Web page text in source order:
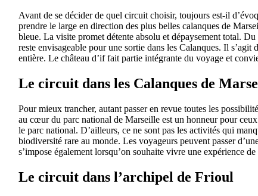
Avant de se décider de quel circuit choisir, toujours est-il
prendre le large en direction des plus belles calanques de
bleue. La visite promet détente absolu et dépaysement total.
reste envisageable pour une sortie dans les Calanques. Il
entière. Le château d’if fait partie intégrante du voyage et
Le circuit dans les Calanques de
Pour mieux trancher, autant passer en revue toutes les
au cœur du parc national de Marseille est un honneur pour
le parc national. D’ailleurs, ce ne sont pas les activités qui
biodiversité rare au monde. Les voyageurs peuvent passer
s’impose également lorsqu’on souhaite vivre une expérience
Le circuit dans l’archipel de Frioul